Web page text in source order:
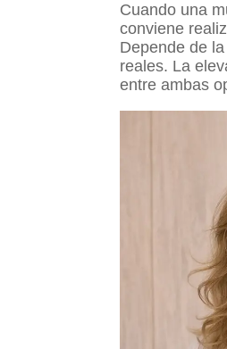
Cuando una
conviene
Depende de
reales. La
entre ambas